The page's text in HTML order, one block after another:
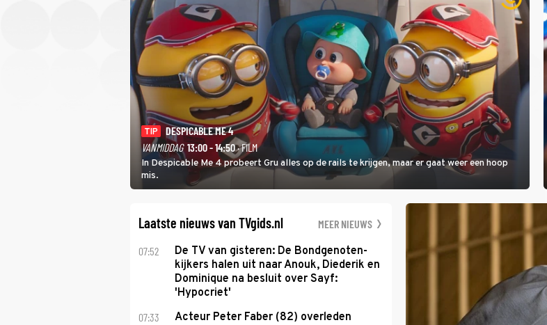
TIP
DESPICABLE ME 4
VANMIDDAG 13:00 - 14:50· FILM
In Despicable Me 4 probeert Gru alles op de rails te krijgen, maar er gaat weer een hoop
mis.
Laatste nieuws van TVgids.nl MEER NIEUWS
07:52
De TV van gisteren: De Bondgenoten-
kijkers halen uit naar Anouk, Diederik en
Dominique na besluit over Sayf:
'Hypocriet'
07:33 Acteur Peter Faber (82) overleden